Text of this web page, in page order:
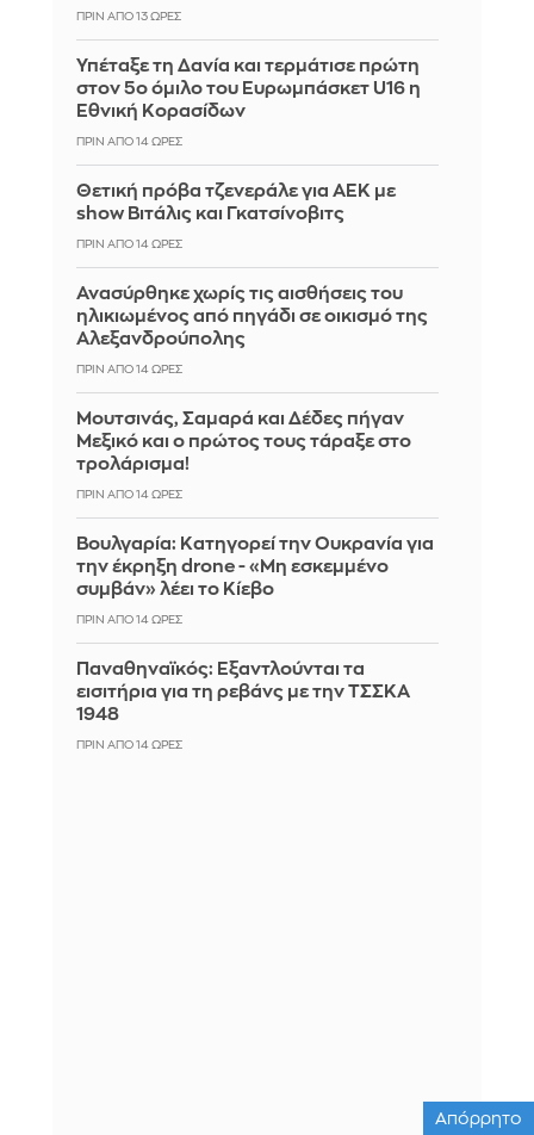
ΠΡΙΝ ΑΠΌ 13 ΏΡΕΣ
Υπέταξε τη Δανία και τερμάτισε πρώτη
στον 5ο όμιλο του Ευρωμπάσκετ U16 η
Εθνική Κορασίδων
ΠΡΙΝ ΑΠΌ 14 ΏΡΕΣ
Θετική πρόβα τζενεράλε για ΑΕΚ με
show Βιτάλις και Γκατσίνοβιτς
ΠΡΙΝ ΑΠΌ 14 ΏΡΕΣ
Ανασύρθηκε χωρίς τις αισθήσεις του
ηλικιωμένος από πηγάδι σε οικισμό της
Αλεξανδρούπολης
ΠΡΙΝ ΑΠΌ 14 ΏΡΕΣ
Μουτσινάς, Σαμαρά και Δέδες πήγαν
Μεξικό και ο πρώτος τους τάραξε στο
τρολάρισμα!
ΠΡΙΝ ΑΠΌ 14 ΏΡΕΣ
Βουλγαρία: Κατηγορεί την Ουκρανία για
την έκρηξη drone - «Μη εσκεμμένο
συμβάν» λέει το Κίεβο
ΠΡΙΝ ΑΠΌ 14 ΏΡΕΣ
Παναθηναϊκός: Εξαντλούνται τα
εισιτήρια για τη ρεβάνς με την ΤΣΣΚΑ
1948
ΠΡΙΝ ΑΠΌ 14 ΏΡΕΣ
Απόρρητο